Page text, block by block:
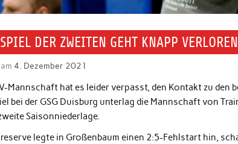
DER ZWEITEN GEHT KNAPP VERLOREN
4. Dezember 2021
Mannschaft hat es leider verpasst, den Kontakt zu den
bei der GSG Duisburg unterlag die Mannschaft von
Saisonniederlage.
legte in Großenbaum einen 2:5-Fehlstart hin,